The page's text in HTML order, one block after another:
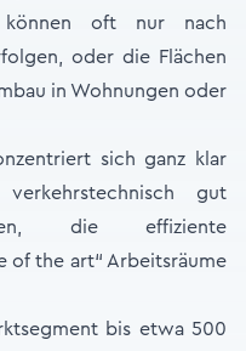
können oft nur nach
oder die Flächen
in Wohnungen oder
sich ganz klar
gut
die effiziente
of the art“ Arbeitsräume
bis etwa 500